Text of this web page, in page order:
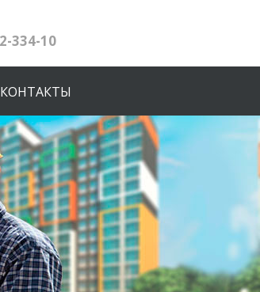
334-10
КОНТАКТЫ